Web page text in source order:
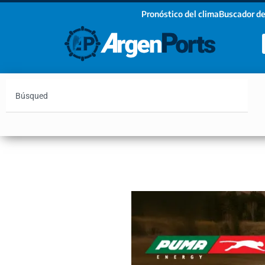
Pronóstico del climaBuscador
¡Sumate a nuestro Newsletter!
Email
Estoy de acuerdo con las condiciones y políticas